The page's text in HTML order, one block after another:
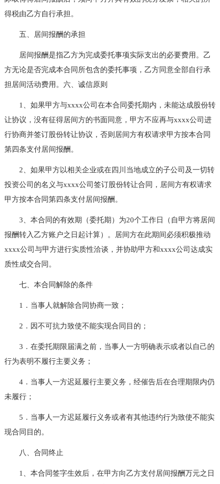
得税由乙方自行承担。
五、居间报酬的承担
居间报酬是指乙方为完成委托事项实际支出的必要费用。乙
方无论是否完成本合同所包含的委托事项，乙方同意全部自行承
担居间活动费用。六、诚信原则
1、如果甲方与xxxx公司在本合同委托期内，未能达成股份转
让协议，没有征得居间方的书面同意，甲方不应再与xxxx公司进
行协商并签订股份转让协议，否则居间方有权请求甲方按本合同
第四条支付居间报酬。
2、如果甲方以相关企业或在四川当地成立的子公司及一切转
投资公司的名义与xxxx公司签订股份转让合同，居间方有权请求
甲方按本合同第四条支付居间报酬。
3、本合同的有效期（委托期）为20个工作日（自甲方将居间
报酬转入乙方账户之日起计算）。居间方在此期间必须积极推动
xxxx公司与甲方进行实质性洽谈，并协助甲方和xxxx公司达成实
质性成交合同。
七、本合同解除的条件
1．当事人就解除合同协商一致；
2．因不可抗力致使不能实现合同目的；
3．在委托期限届满之前，当事人一方明确表示或者以自己的
行为表明不履行主要义务；
4．当事人一方迟延履行主要义务，经催告后在合理期限内仍
未履行；
5．当事人一方迟延履行义务或者有其他违约行为致使不能实
现合同目的。
八、合同终止
1、本合同签字生效后，在甲方向乙方支付居间报酬万元之日